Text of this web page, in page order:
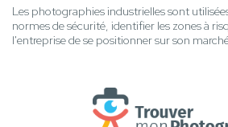
Les photographies industrielles sont
normes de sécurité, identifier les zones à
l'entreprise de se positionner sur son